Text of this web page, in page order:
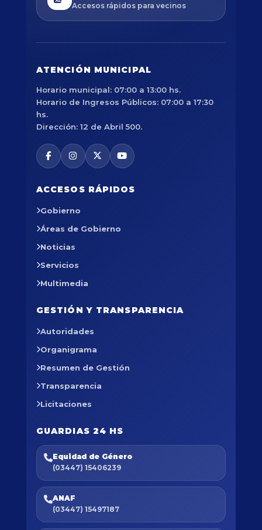
Accesos rápidos para vecinos
ATENCIÓN MUNICIPAL
Horario municipal: 07:00 a 13:00 hs.
Horario de Ingresos Públicos: 07:00 a 17:30
hs.
Dirección: 12 de Abril 500.
ACCESOS RÁPIDOS
Gobierno
Áreas de Gobierno
Noticias
Servicios
Multimedia
GESTIÓN Y TRANSPARENCIA
Autoridades
Organigrama
Resumen de Gestión
Transparencia
Licitaciones
GUARDIAS 24 HS
Equidad de Género
(03447) 15406239
ANAF
(03447) 15497187